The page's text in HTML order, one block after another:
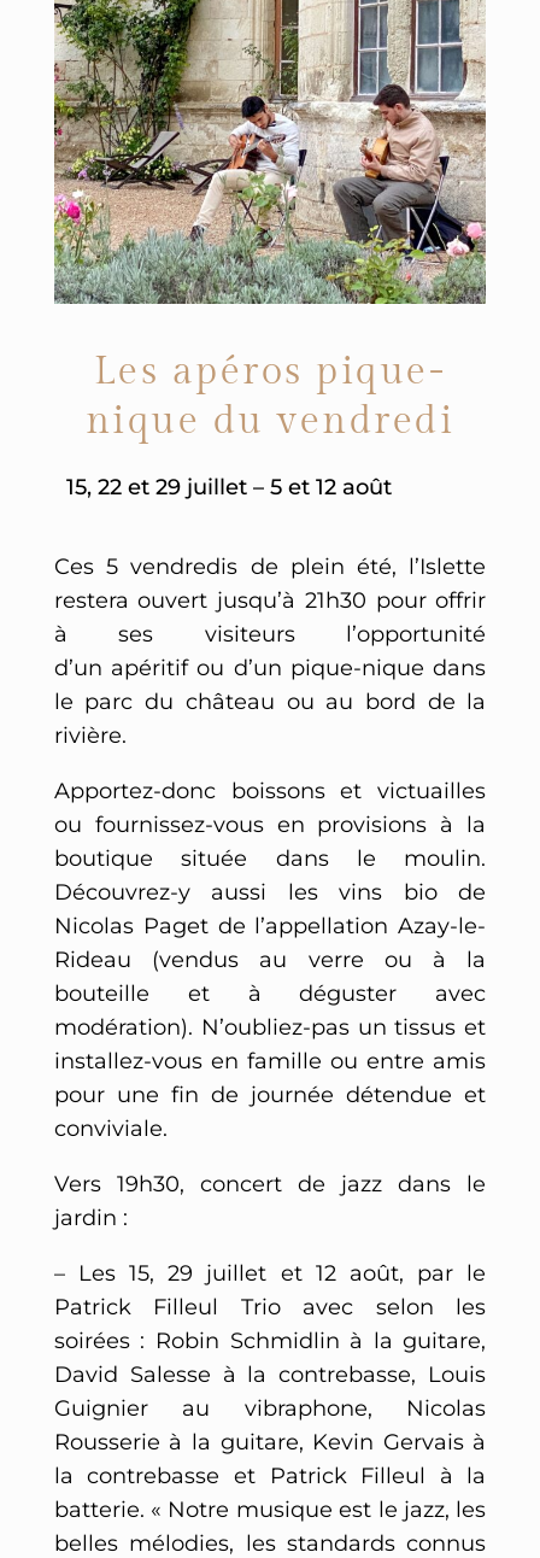
Les apéros pique-
nique du vendredi
15, 22 et 29 juillet – 5 et 12 août
Ces 5 vendredis de plein été, l’Islette
restera ouvert jusqu’à 21h30 pour offrir
à ses visiteurs l’opportunité
d’un apéritif ou d’un pique-nique dans
le parc du château ou au bord de la
rivière.
Apportez-donc boissons et victuailles
ou fournissez-vous en provisions à la
boutique située dans le moulin.
Découvrez-y aussi les vins bio de
Nicolas Paget de l’appellation Azay-le-
Rideau (vendus au verre ou à la
bouteille et à déguster avec
modération). N’oubliez-pas un tissus et
installez-vous en famille ou entre amis
pour une fin de journée détendue et
conviviale.
Vers 19h30, concert de jazz dans le
jardin :
– Les 15, 29 juillet et 12 août, par le
Patrick Filleul Trio avec selon les
soirées : Robin Schmidlin à la guitare,
David Salesse à la contrebasse, Louis
Guignier au vibraphone, Nicolas
Rousserie à la guitare, Kevin Gervais à
la contrebasse et Patrick Filleul à la
batterie. « Notre musique est le jazz, les
belles mélodies, les standards connus